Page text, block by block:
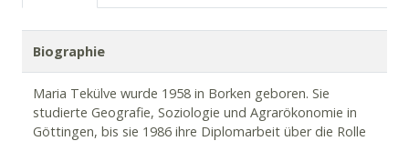
Biographie
Maria Tekülve wurde 1958 in Borken geboren. Sie
studierte Geografie, Soziologie und Agrarökonomie in
Göttingen, bis sie 1986 ihre Diplomarbeit über die Rolle